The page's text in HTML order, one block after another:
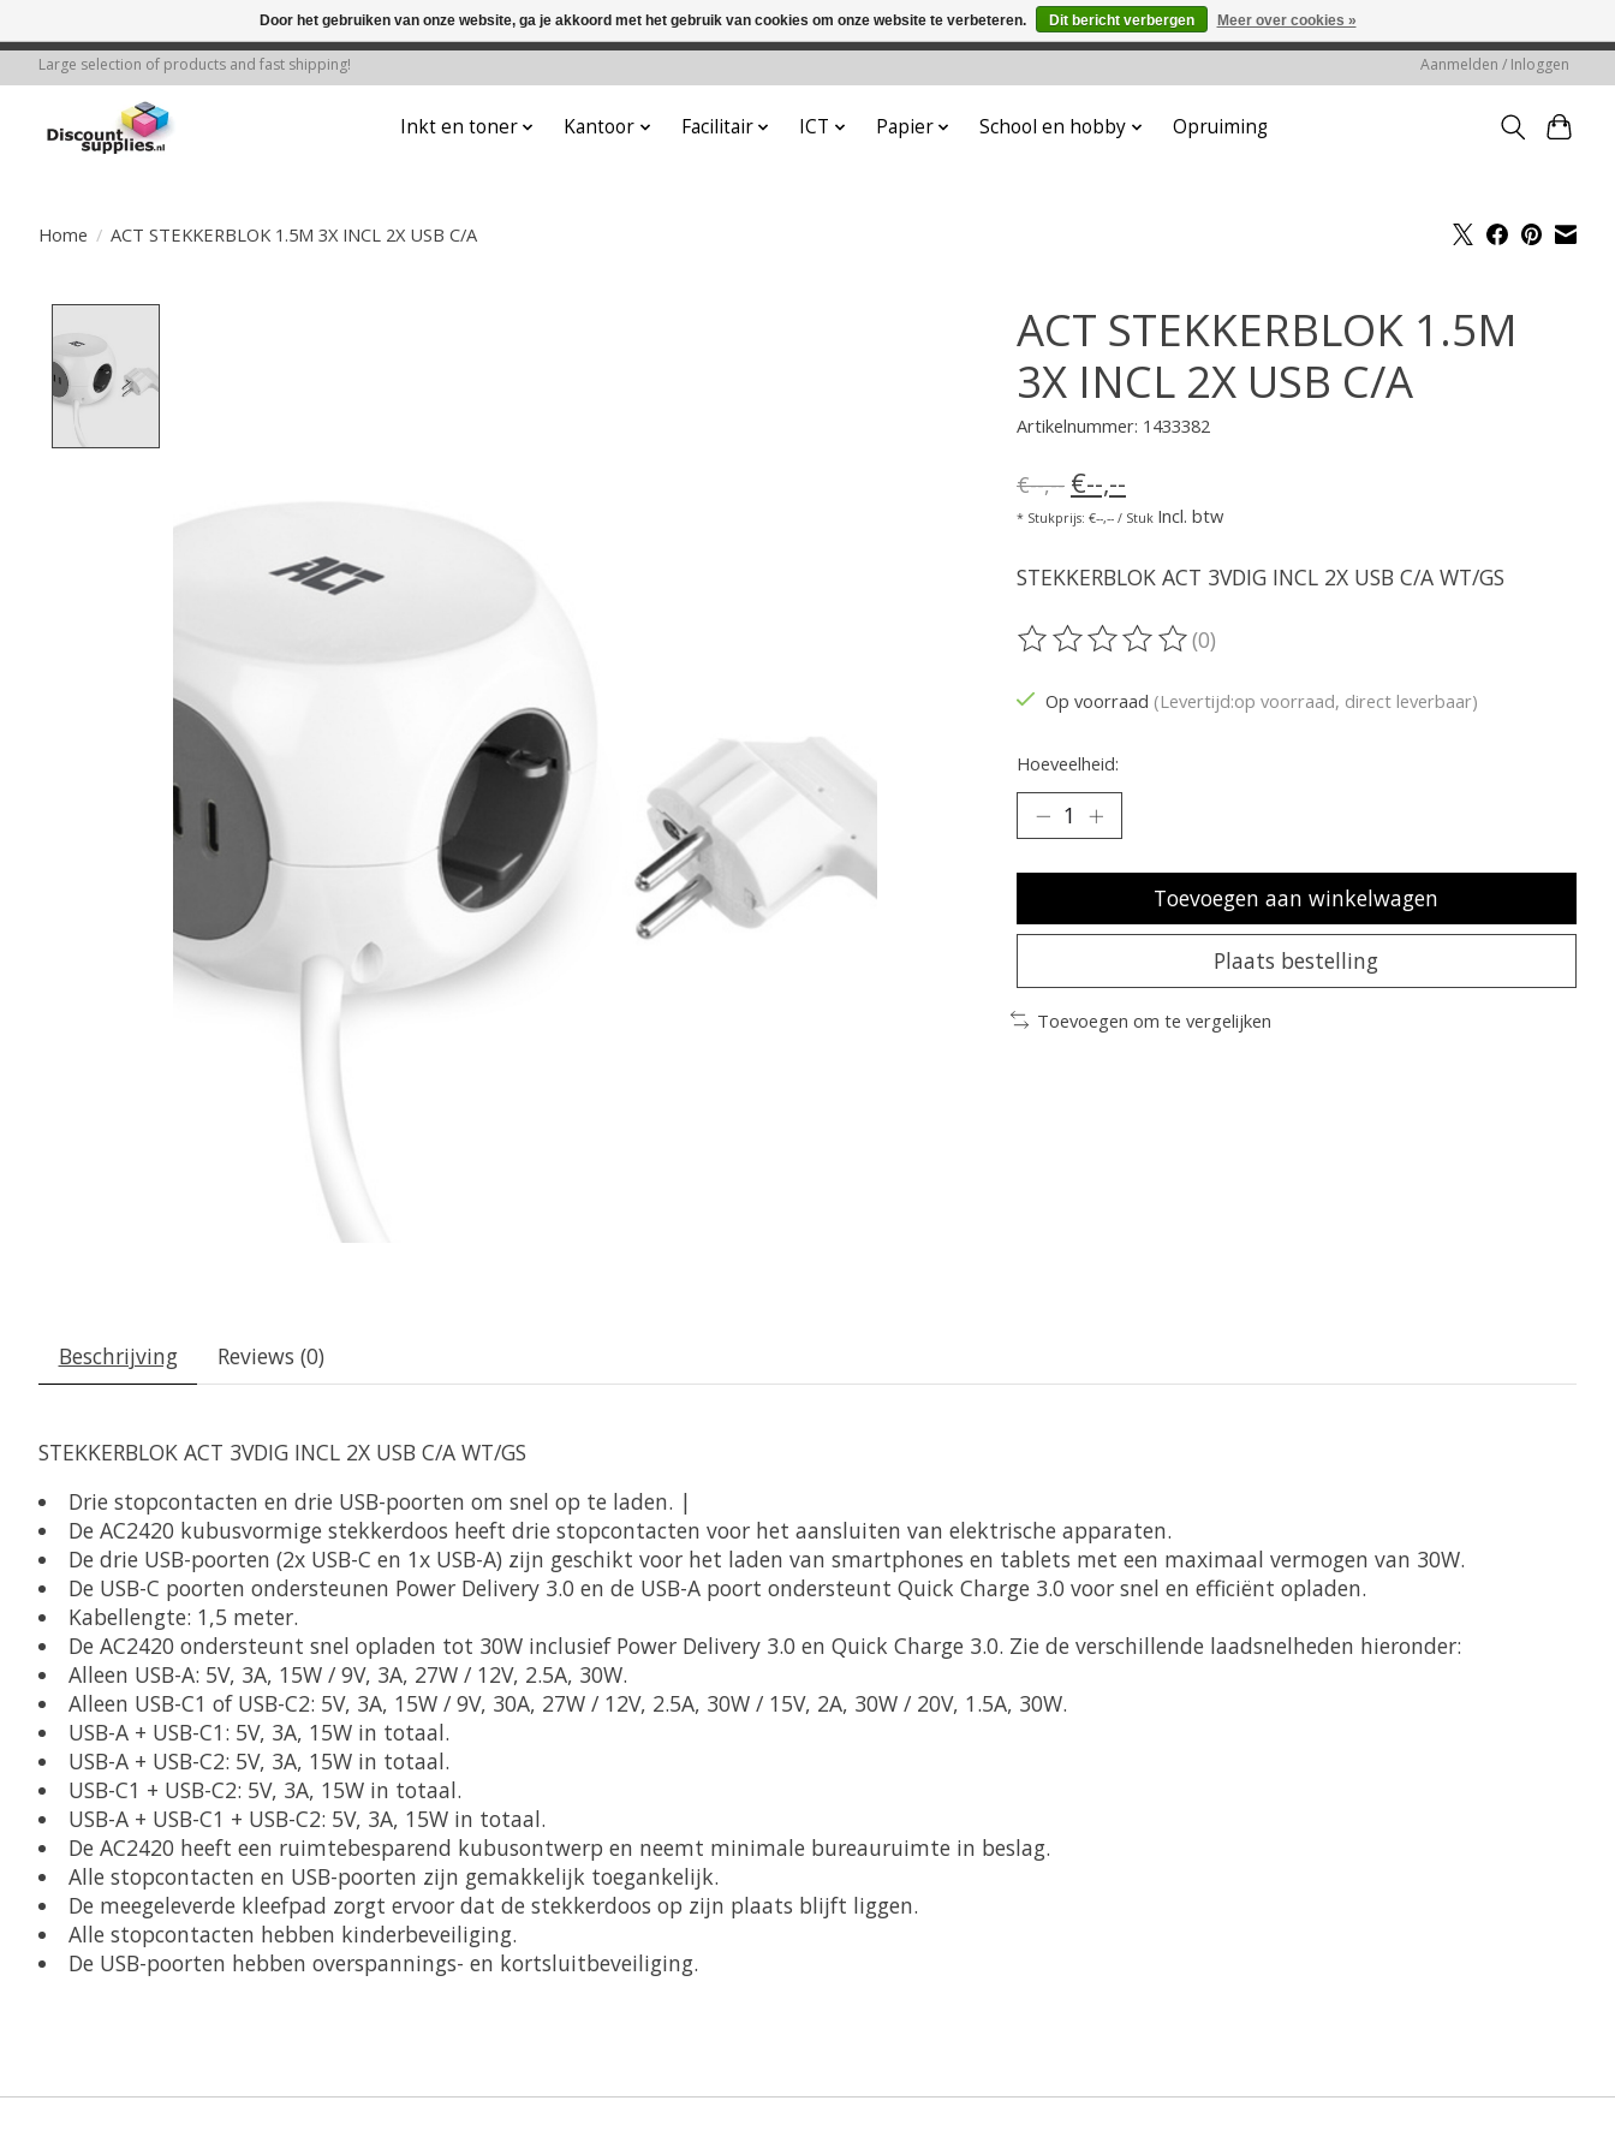
Large selection of products and fast shipping! Aanmelden / Inloggen
Inkt en toner Kantoor Facilitair ICT Papier School en hobby Opruiming
Home / ACT STEKKERBLOK 1.5M 3X INCL 2X USB C/A
ACT STEKKERBLOK 1.5M
3X INCL 2X USB C/A
Artikelnummer: 1433382
€--,-- €--,--
* Stukprijs: €--,-- / Stuk Incl. btw
STEKKERBLOK ACT 3VDIG INCL 2X USB C/A WT/GS
De beoordeling van dit product is
(0)
Op voorraad (Levertijd:op voorraad, direct leverbaar)
Hoeveelheid:
Toevoegen aan winkelwagen
Plaats bestelling
Toevoegen om te vergelijken
Beschrijving Reviews (0)
STEKKERBLOK ACT 3VDIG INCL 2X USB C/A WT/GS
Drie stopcontacten en drie USB-poorten om snel op te laden. |
De AC2420 kubusvormige stekkerdoos heeft drie stopcontacten voor het aansluiten van elektrische apparaten.
De drie USB-poorten (2x USB-C en 1x USB-A) zijn geschikt voor het laden van smartphones en tablets met een maximaal vermogen van 30W.
De USB-C poorten ondersteunen Power Delivery 3.0 en de USB-A poort ondersteunt Quick Charge 3.0 voor snel en efficiënt opladen.
Kabellengte: 1,5 meter.
De AC2420 ondersteunt snel opladen tot 30W inclusief Power Delivery 3.0 en Quick Charge 3.0. Zie de verschillende laadsnelheden hieronder:
Alleen USB-A: 5V, 3A, 15W / 9V, 3A, 27W / 12V, 2.5A, 30W.
Alleen USB-C1 of USB-C2: 5V, 3A, 15W / 9V, 30A, 27W / 12V, 2.5A, 30W / 15V, 2A, 30W / 20V, 1.5A, 30W.
USB-A + USB-C1: 5V, 3A, 15W in totaal.
USB-A + USB-C2: 5V, 3A, 15W in totaal.
USB-C1 + USB-C2: 5V, 3A, 15W in totaal.
USB-A + USB-C1 + USB-C2: 5V, 3A, 15W in totaal.
De AC2420 heeft een ruimtebesparend kubusontwerp en neemt minimale bureauruimte in beslag.
Alle stopcontacten en USB-poorten zijn gemakkelijk toegankelijk.
De meegeleverde kleefpad zorgt ervoor dat de stekkerdoos op zijn plaats blijft liggen.
Alle stopcontacten hebben kinderbeveiliging.
De USB-poorten hebben overspannings- en kortsluitbeveiliging.
Door het gebruiken van onze website, ga je akkoord met het gebruik van cookies om onze website te verbeteren. Dit bericht verbergen Meer over cookies »
← Keer terug naar de backofficeDeze winkel is in aanbouw. Eventueel geplaatste orders zullen niet worden gehonoreerd of verwerkt.